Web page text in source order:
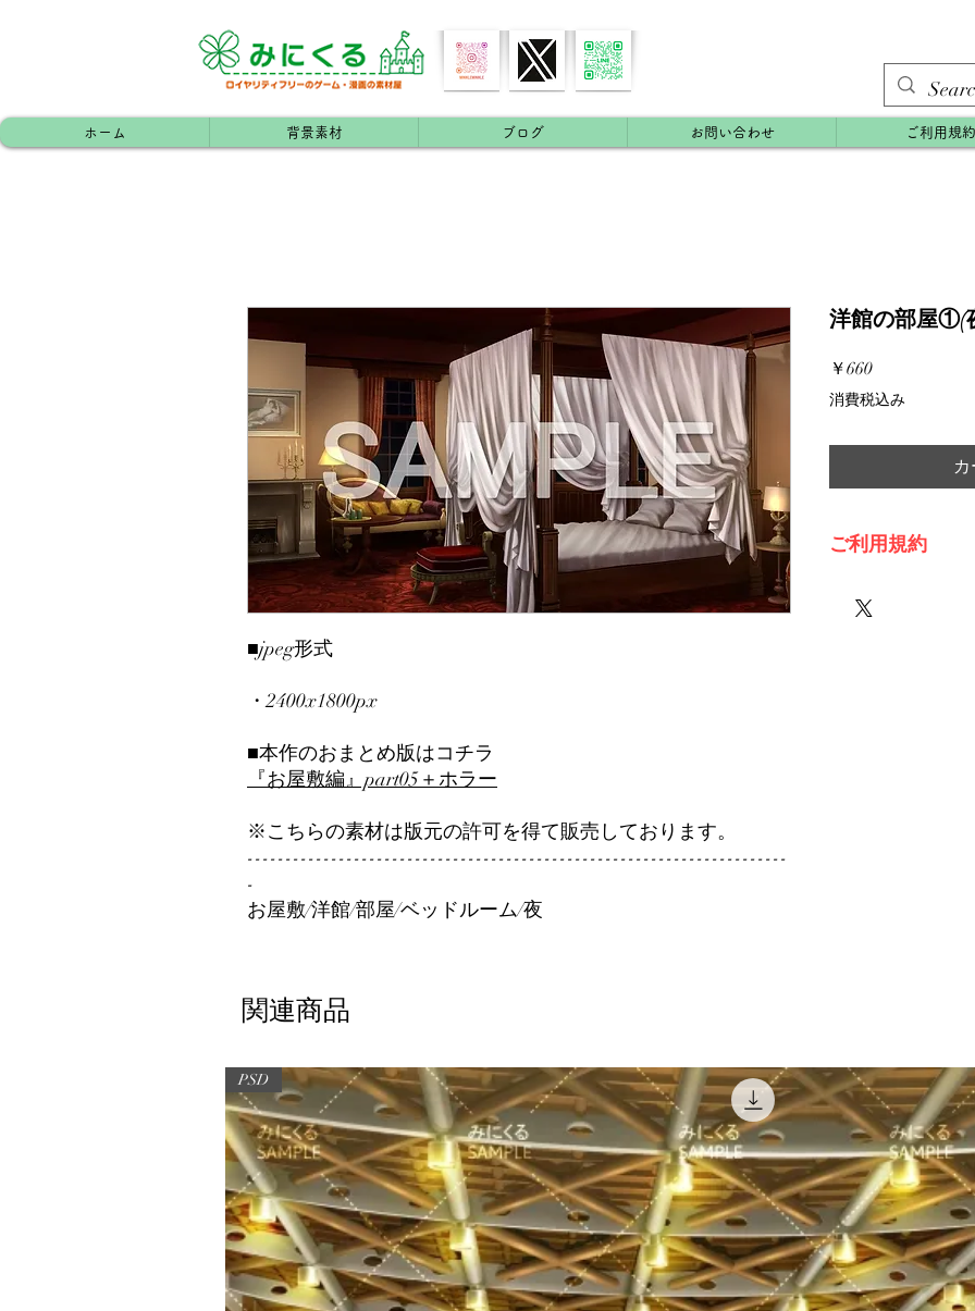
ホーム 背景素材 ブログ お問い合わせ ご利用規約
■jpeg形式
・2400x1800px
■本作のおまとめ版はコチラ
『お屋敷編』part05＋ホラー
※こちらの素材は版元の許可を得て販売しております。
-----------------------------------------------------------------------
-
お屋敷/洋館/部屋/ベッドルーム/夜
洋館の部屋①(
￥660価
格
消費税込み
ご利用規約
関連商品
PSD